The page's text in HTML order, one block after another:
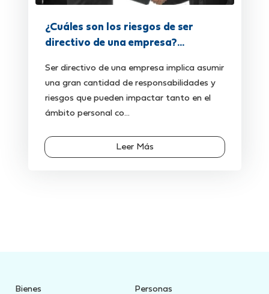
¿Cuáles son los riesgos de ser
directivo de una empresa?...
Ser directivo de una empresa implica asumir
una gran cantidad de responsabilidades y
riesgos que pueden impactar tanto en el
ámbito personal co...
Leer Más
Bienes Personas